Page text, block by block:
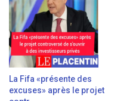
La Fifa «présente des
excuses» après le projet